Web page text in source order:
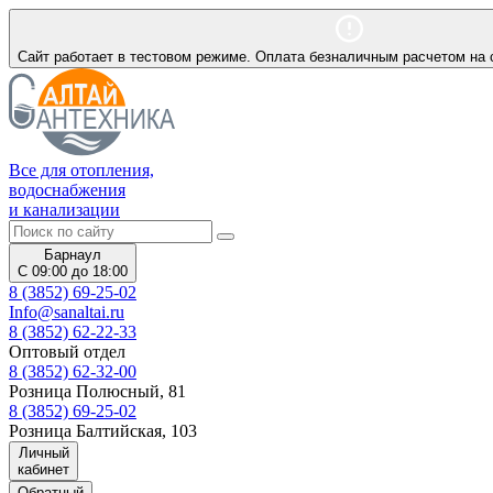
Сайт работает в тестовом режиме. Оплата безналичным расчетом на
Все для отопления,
водоснабжения
и канализации
Барнаул
С 09:00 до 18:00
8 (3852) 69-25-02
Info@sanaltai.ru
8 (3852) 62-22-33
Оптовый отдел
8 (3852) 62-32-00
Розница Полюсный, 81
8 (3852) 69-25-02
Розница Балтийская, 103
Личный
кабинет